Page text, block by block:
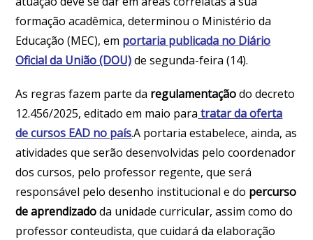
formação acadêmica, determinou o Ministério da
Educação (MEC), em portaria publicada no Diário
Oficial da União (DOU)de segunda-feira (14).
As regras fazem parte da regulamentaçãodo decreto
12.456/2025, editado em maio para tratar da oferta
de cursos EAD no país.A portaria estabelece, ainda, as
atividades que serão desenvolvidas pelo coordenador
dos cursos, pelo professor regente, que será
responsável pelo desenho institucional e do percurso
de aprendizadoda unidade curricular, assim como do
professor conteudista, que cuidará da elaboração